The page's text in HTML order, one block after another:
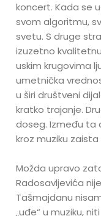
koncert. Kada se
svom algoritmu,
svetu. S druge
izuzetno
uskim krugovima
umetnička
u širi društveni
kratko trajanje.
doseg. Između ta
kroz muziku
Možda upravo
Radosavljevića
Tašmajdanu
„uđe“ u muziku,